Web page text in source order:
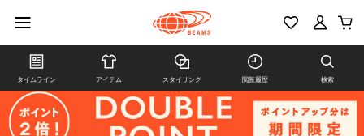
タイムライン アイテム スタイリング 閲覧履歴 検索